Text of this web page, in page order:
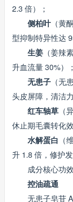
2.3 倍）；
侧柏叶（黄
型抑制特异性达
生姜（姜辣
升血流量 30%）；
无患子（无
头皮屏障，清洁
红车轴草（
休止期毛囊转化
水解蛋白 （
升 1.8 倍，修护发
成分核心功
控油疏通
无患子皂苷